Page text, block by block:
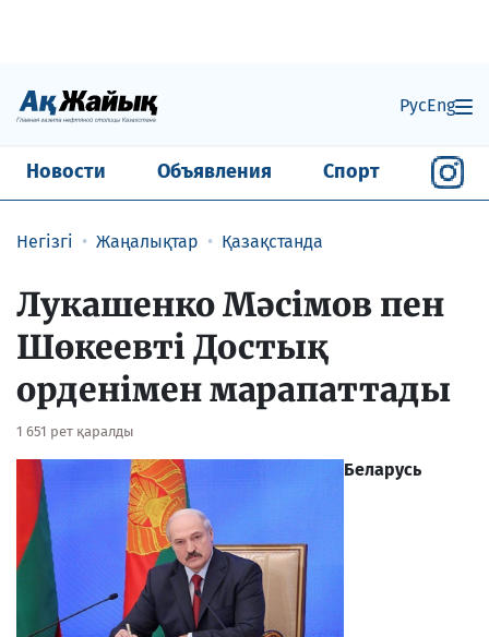
РусEng
Новости Объявления Спорт
Негізгі Жаңалықтар Қазақстанда
Лукашенко Мәсімов пен
Шөкеевті Достық
орденімен марапаттады
1 651 рет қаралды
Беларусь